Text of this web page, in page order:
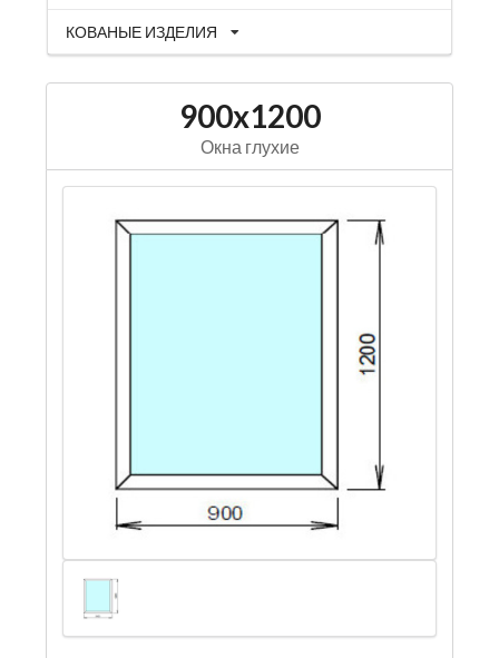
КОВАНЫЕ ИЗДЕЛИЯ
900x1200
Окна глухие